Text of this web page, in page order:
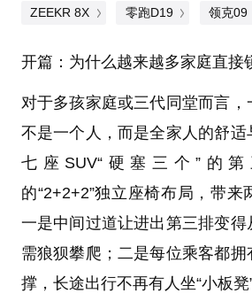
ZEEKR 8X 零跑D19 领克09
开篇：为什么越来越多家庭直接
对于多孩家庭或三代同堂而言，
不是一个人，而是全家人的舒
七座SUV“硬塞三个”的
的“2+2+2”独立座椅布局，带来
一是中间过道让进出第三排变
需狼狈攀爬；二是每位乘客都拥
撑，长途出行不再有人坐“小板凳”